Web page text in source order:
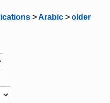
> Arabic > older